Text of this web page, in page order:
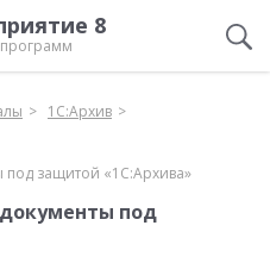
8
1С:Архив
под защитой «1С:Архива»
под